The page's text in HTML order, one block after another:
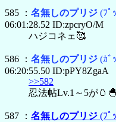
585 ： 名無しのプリジ (ﾌﾟ
06:01:28.52 ID:zpcryO/M
ハジコネェ🥰
586 ： 名無しのプリジ (ｶﾞ
06:20:55.50 ID:pPY8ZgaA
>>582
忍法帖Lv.1～5が
587 ： 名無しのプリジ (ﾌﾟ